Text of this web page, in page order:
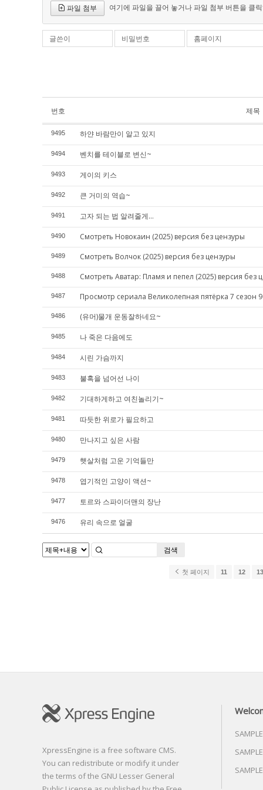
파일 첨부 여기에 파일을 끌어 놓거나 파일 첨부 버튼을 클
글쓴이 비밀번호 홈페이지
번호 제목
9495 하얀 바람만이 알고 있지
9494 벤치를 테이블로 변신~
9493 게이의 키스
9492 큰 거미의 역습~
9491 고자 되는 법 알려줄게...
9490 Смотреть Новокаин (2025) версия без цензуры
9489 Смотреть Волчок (2025) версия без цензуры
9488 Смотреть Аватар: Пламя и пепел (2025) версия без
9487 Просмотр сериала Великолепная пятёрка 7 сезон
9486 (유머)물개 운동잘하네요~
9485 나 죽은 다음에도
9484 시린 가슴까지
9483 불혹을 넘어선 나이
9482 기대하게하고 여친놀리기~
9481 따듯한 위로가 필요하고
9480 만나지고 싶은 사람
9479 햇살처럼 고운 기억들만
9478 엽기적인 고양이 액션~
9477 토르와 스파이더맨의 장난
9476 유리 속으로 얼굴
검색
첫 페이지 11 12 13
XpressEngine is a free software CMS.
You can redistribute or modify it under
the terms of the GNU Lesser General